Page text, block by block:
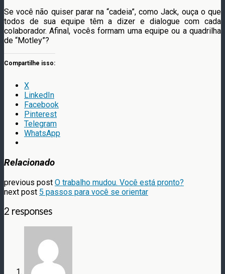
Se você não quiser parar na “cadeia”, como Jack, ouça o que
todos de sua equipe têm a dizer e dialogue com cada
colaborador. Afinal, vocês formam uma equipe ou a quadrilha
de “Motley”?
Compartilhe isso:
X
LinkedIn
Facebook
Pinterest
Telegram
WhatsApp
Relacionado
previous post O trabalho mudou. Você está pronto?
next post 5 passos para você se orientar
2 responses